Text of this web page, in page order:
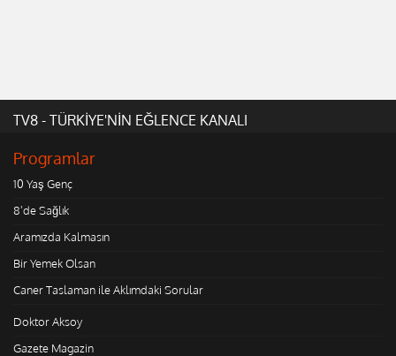
TV8 - TÜRKİYE'NİN EĞLENCE KANALI
Programlar
10 Yaş Genç
8'de Sağlık
Aramızda Kalmasın
Bir Yemek Olsan
Caner Taslaman ile Aklımdaki Sorular
Doktor Aksoy
Gazete Magazin